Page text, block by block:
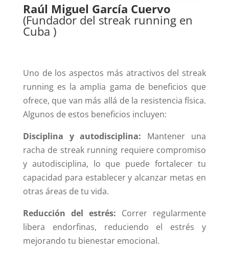
Raúl Miguel García Cuervo
(Fundador del streak running en
Cuba )
Uno de los aspectos más atractivos del streak
running es la amplia gama de beneficios que
ofrece, que van más allá de la resistencia física.
Algunos de estos beneficios incluyen:
Disciplina y autodisciplina: Mantener una
racha de streak running requiere compromiso
y autodisciplina, lo que puede fortalecer tu
capacidad para establecer y alcanzar metas en
otras áreas de tu vida.
Reducción del estrés: Correr regularmente
libera endorfinas, reduciendo el estrés y
mejorando tu bienestar emocional.